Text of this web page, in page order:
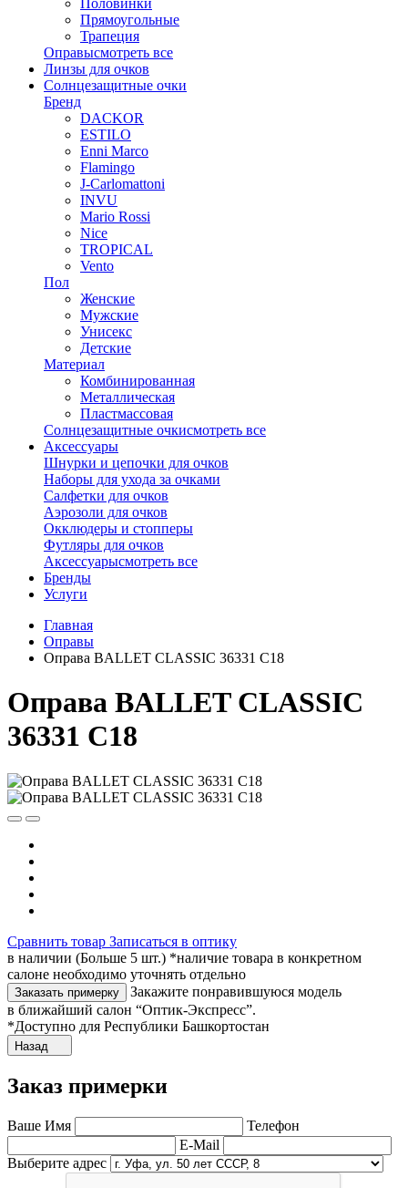
Прямоугольные
Трапеция
Оправысмотреть все
Линзы для очков
Солнцезащитные очки
Бренд
DACKOR
ESTILO
Enni Marco
Flamingo
J-Carlomattoni
INVU
Mario Rossi
Nice
TROPICAL
Vento
Пол
Женские
Мужские
Унисекс
Детские
Материал
Комбинированная
Металлическая
Пластмассовая
Солнцезащитные очкисмотреть все
Аксессуары
Шнурки и цепочки для очков
Наборы для ухода за очками
Салфетки для очков
Аэрозоли для очков
Окклюдеры и стопперы
Футляры для очков
Аксессуарысмотреть все
Бренды
Услуги
Главная
Оправы
Оправа BALLET CLASSIC 36331 С18
Оправа BALLET CLASSIC
36331 С18
Сравнить товар Записаться в оптику
в наличии (Больше 5 шт.) *наличие товара в конкретном
салоне необходимо уточнять отдельно
Заказать примерку
Закажите понравившуюся модель
в ближайший салон “Оптик-Экспресс”.
*Доступно для Республики Башкортостан
Назад
Заказ примерки
Ваше Имя
Телефон
E-Mail
Выберите адрес